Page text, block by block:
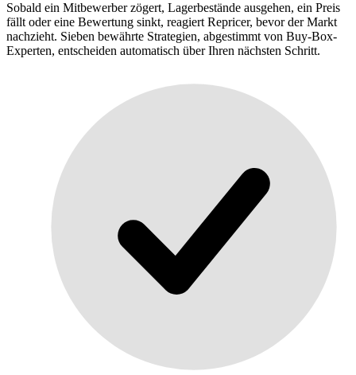
Sobald ein Mitbewerber zögert, Lagerbestände ausgehen, ein Preis
fällt oder eine Bewertung sinkt, reagiert Repricer, bevor der Markt
nachzieht. Sieben bewährte Strategien, abgestimmt von Buy-Box-
Experten, entscheiden automatisch über Ihren nächsten Schritt.